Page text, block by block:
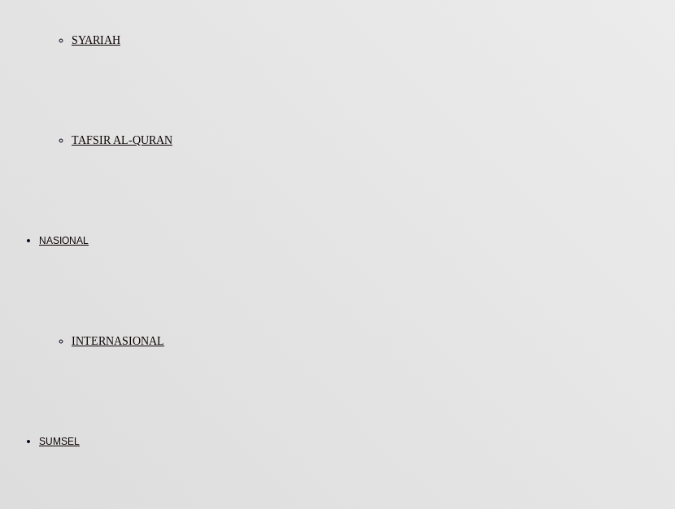
SYARIAH
TAFSIR AL-QURAN
NASIONAL
INTERNASIONAL
SUMSEL